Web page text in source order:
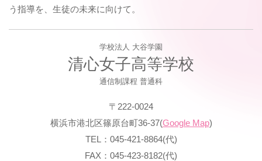
う指導を、生徒の未来に向けて。
学校法人 大谷学園
清心女子高等学校
通信制課程 普通科
〒222-0024
横浜市港北区篠原台町36-37(Google Map)
TEL：045-421-8864(代)
FAX：045-423-8182(代)